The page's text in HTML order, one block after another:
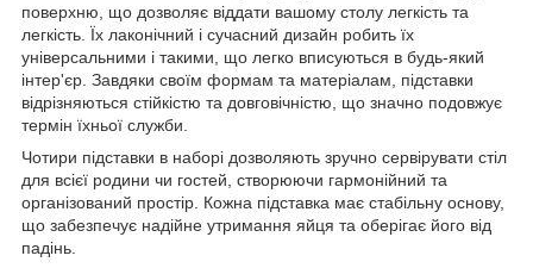
поверхню, що дозволяє віддати вашому столу легкість та
легкість. Їх лаконічний і сучасний дизайн робить їх
універсальними і такими, що легко вписуються в будь-який
інтер'єр. Завдяки своїм формам та матеріалам, підставки
відрізняються стійкістю та довговічністю, що значно подовжує
термін їхньої служби.
Чотири підставки в наборі дозволяють зручно сервірувати стіл
для всієї родини чи гостей, створюючи гармонійний та
організований простір. Кожна підставка має стабільну основу,
що забезпечує надійне утримання яйця та оберігає його від
падінь.